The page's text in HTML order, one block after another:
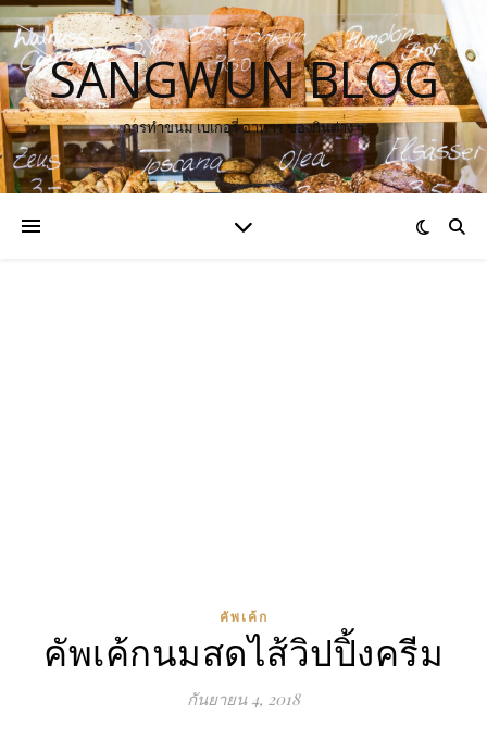
SANGWUN BLOG
การทำขนม เบเกอรี่ อาหาร ของกินต่าง ๆ
คัพเค้ก
คัพเค้กนมสดไส้วิปปิ้งครีม
กันยายน 4, 2018